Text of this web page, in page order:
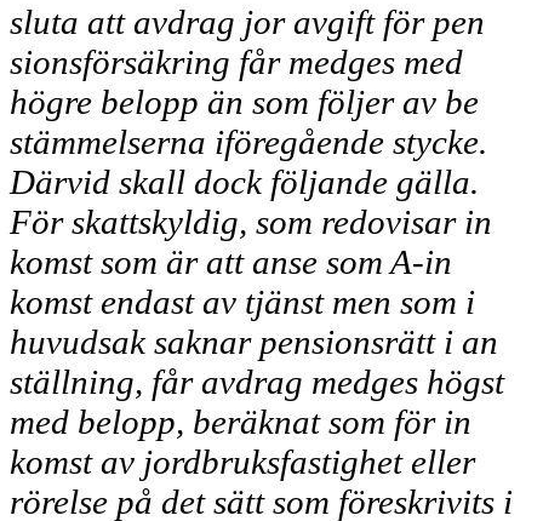
sluta att avdrag jor avgift för pen­
sionsförsäkring får medges med
högre belopp än som följer av be­
stämmelserna iföregående stycke.
Därvid skall dock följande gälla.
För skattskyldig, som redovisar in­
komst som är att anse som A-in­
komst endast av tjänst men som i
huvudsak saknar pensionsrätt i an­
ställning, får avdrag medges högst
med belopp, beräknat som för in­
komst av jordbruksfastighet eller
rörelse på det sätt som föreskrivits i